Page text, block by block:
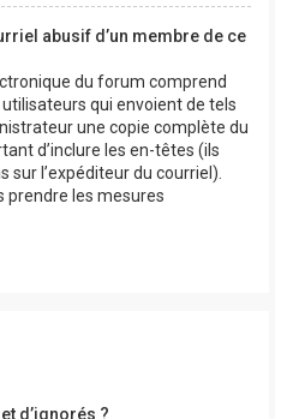
abusif d’un membre de ce
du forum comprend
qui envoient de tels
une copie complète du
d’inclure les en-têtes (ils
l’expéditeur du courriel).
prendre les mesures
d’ignorés ?